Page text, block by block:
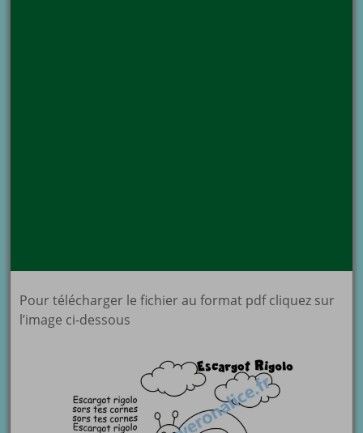
Pour télécharger le fichier au format pdf cliquez sur
l’image ci-dessous